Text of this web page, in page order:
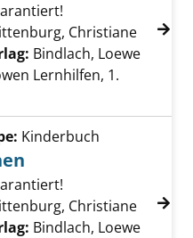
von Schreiben lernen
Christiane Suche
Bindlach, Loewe
Lernhilfen, 1.
Lesen lernen anzeigen
Kinderbuch
Christiane Suche
Bindlach, Loewe